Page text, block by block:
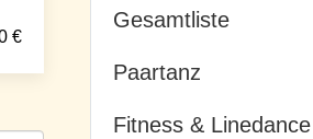
€
Gesamtliste
Paartanz
Fitness & Linedance